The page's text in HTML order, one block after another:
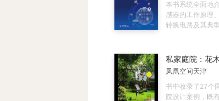
类病痛的药用植
地传达了植物与
切相关。从滇南
常见的干热河谷
稀树草坡，从不
不同的地形地貌
富的植物资源。
别人也能读懂。
梁先生多年研究
解说以及手绘图
读的“天书”，现
懂了。
本书系统全面地
感器的工作原理
转换电路及其典
照传感器的工作
了电阻式、电容
磁电式、热电式
电式、气/湿敏传
用，第10章简单
私家庭院：花
凤凰空间天津
书中收录了27个
院设计案例，既